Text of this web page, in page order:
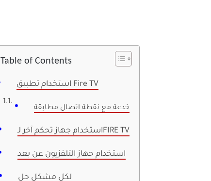
Table of Contents
استخدام تطبيق Fire TV
خدعة مع نقطة اتصال مطابقة
استخدام جهاز تحكم آخر لـFIRE TV
استخدام جهاز التلفزيون عن بعد
لكل مشكل حل